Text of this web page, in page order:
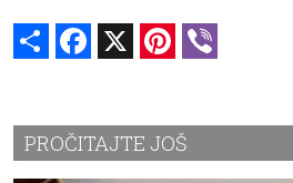
Share Facebook Pinterest
PROČITAJTE JOŠ